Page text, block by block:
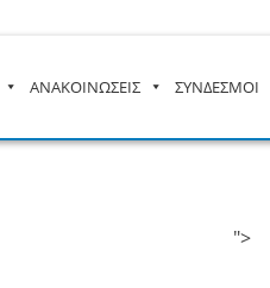
ΑΝΑΚΟΙΝΩΣΕΙΣ ΣΥΝΔΕΣΜΟΙ
">